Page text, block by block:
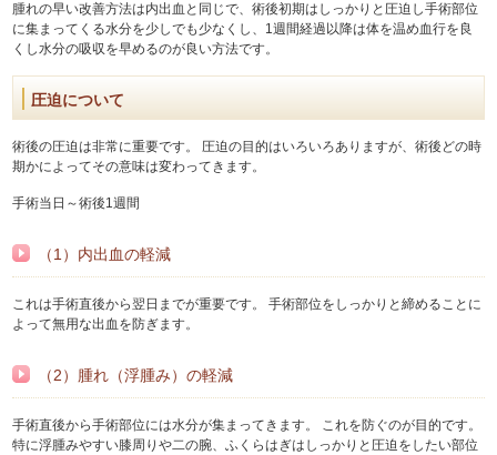
腫れの早い改善方法は内出血と同じで、術後初期はしっかりと圧迫し手術部位
に集まってくる水分を少しでも少なくし、1週間経過以降は体を温め血行を良
くし水分の吸収を早めるのが良い方法です。
圧迫について
術後の圧迫は非常に重要です。 圧迫の目的はいろいろありますが、術後どの時
期かによってその意味は変わってきます。
手術当日～術後1週間
（1）内出血の軽減
これは手術直後から翌日までが重要です。 手術部位をしっかりと締めることに
よって無用な出血を防ぎます。
（2）腫れ（浮腫み）の軽減
手術直後から手術部位には水分が集まってきます。 これを防ぐのが目的です。
特に浮腫みやすい膝周りや二の腕、ふくらはぎはしっかりと圧迫をしたい部位